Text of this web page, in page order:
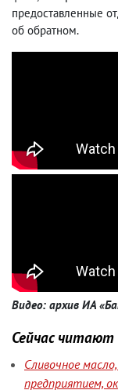
предоставленные
об обратном.
Видео: архив ИА
Сейчас читают
Сливочное
предприятием,